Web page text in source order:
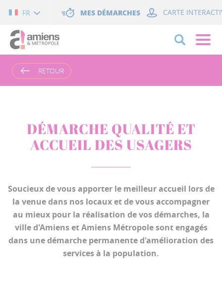
FR MES DÉMARCHES CARTE
RETOUR
DÉMARCHE QUALITÉ ET
ACCUEIL DES USAGERS
Soucieux de vous apporter le meilleur accueil lors de
la venue dans nos locaux et de vous accompagner
au mieux pour la réalisation de vos démarches, la
ville d'Amiens et Amiens Métropole sont engagés
dans une démarche permanente d'amélioration des
services à la population.